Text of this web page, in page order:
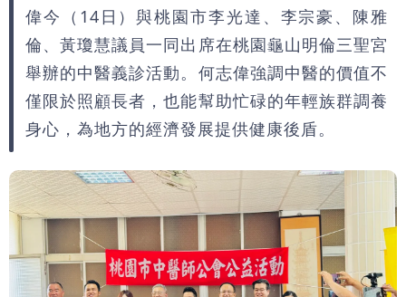
過政府法律顧問
白海豚進逼！明日降雨熱區曝 今現37
度焚風
偉今（14日）與桃園市李光達、李宗豪、陳雅
倫、黃瓊慧議員一同出席在桃園龜山明倫三聖宮
舉辦的中醫義診活動。何志偉強調中醫的價值不
僅限於照顧長者，也能幫助忙碌的年輕族群調養
身心，為地方的經濟發展提供健康後盾。